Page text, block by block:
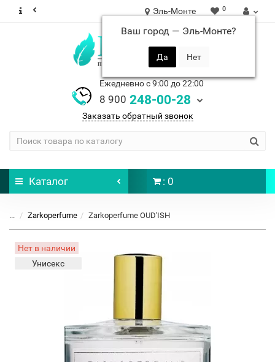
Эль-Монте
Ваш город — Эль-Монте?
0
Ежедневно с 9:00 до 22:00
8 900 248-00-28
Заказать обратный звонок
Каталог : 0
... Zarkoperfume Zarkoperfume OUD'ISH
Нет в наличии
Унисекс